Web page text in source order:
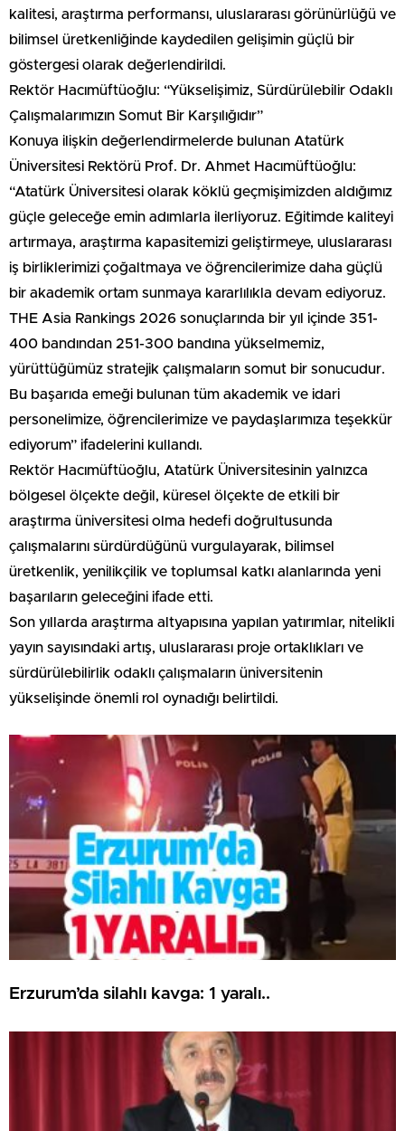
kalitesi, araştırma performansı, uluslararası görünürlüğü ve
bilimsel üretkenliğinde kaydedilen gelişimin güçlü bir
göstergesi olarak değerlendirildi.
Rektör Hacımüftüoğlu: “Yükselişimiz, Sürdürülebilir Odaklı
Çalışmalarımızın Somut Bir Karşılığıdır”
Konuya ilişkin değerlendirmelerde bulunan Atatürk
Üniversitesi Rektörü Prof. Dr. Ahmet Hacımüftüoğlu:
“Atatürk Üniversitesi olarak köklü geçmişimizden aldığımız
güçle geleceğe emin adımlarla ilerliyoruz. Eğitimde kaliteyi
artırmaya, araştırma kapasitemizi geliştirmeye, uluslararası
iş birliklerimizi çoğaltmaya ve öğrencilerimize daha güçlü
bir akademik ortam sunmaya kararlılıkla devam ediyoruz.
THE Asia Rankings 2026 sonuçlarında bir yıl içinde 351-
400 bandından 251-300 bandına yükselmemiz,
yürüttüğümüz stratejik çalışmaların somut bir sonucudur.
Bu başarıda emeği bulunan tüm akademik ve idari
personelimize, öğrencilerimize ve paydaşlarımıza teşekkür
ediyorum” ifadelerini kullandı.
Rektör Hacımüftüoğlu, Atatürk Üniversitesinin yalnızca
bölgesel ölçekte değil, küresel ölçekte de etkili bir
araştırma üniversitesi olma hedefi doğrultusunda
çalışmalarını sürdürdüğünü vurgulayarak, bilimsel
üretkenlik, yenilikçilik ve toplumsal katkı alanlarında yeni
başarıların geleceğini ifade etti.
Son yıllarda araştırma altyapısına yapılan yatırımlar, nitelikli
yayın sayısındaki artış, uluslararası proje ortaklıkları ve
sürdürülebilirlik odaklı çalışmaların üniversitenin
yükselişinde önemli rol oynadığı belirtildi.
Erzurum’da silahlı kavga: 1 yaralı..